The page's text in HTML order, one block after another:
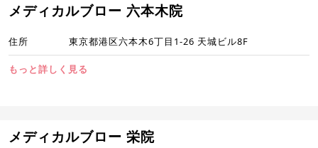
メディカルブロー 六本木院
住所 東京都港区六本木6丁目1-26 天城ビル8F
もっと詳しく見る
メディカルブロー 栄院